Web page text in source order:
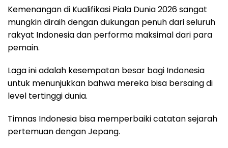
Kemenangan di Kualifikasi Piala Dunia 2026 sangat
mungkin diraih dengan dukungan penuh dari seluruh
rakyat Indonesia dan performa maksimal dari para
pemain.
Laga ini adalah kesempatan besar bagi Indonesia
untuk menunjukkan bahwa mereka bisa bersaing di
level tertinggi dunia.
Timnas Indonesia bisa memperbaiki catatan sejarah
pertemuan dengan Jepang.